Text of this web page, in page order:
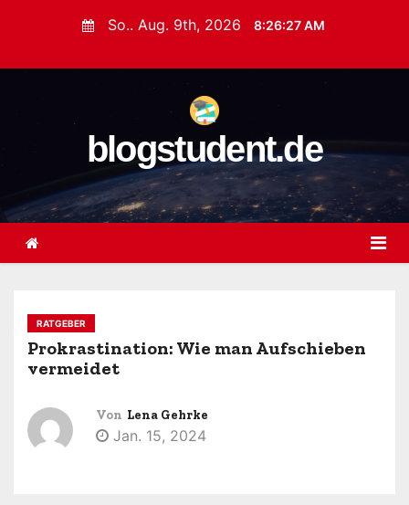
p
So.. Aug. 9th, 2026 8:26:28 AM
blogstudent.de
RATGEBER
Prokrastination: Wie man Aufschieben
vermeidet
Von Lena Gehrke
Jan. 15, 2024